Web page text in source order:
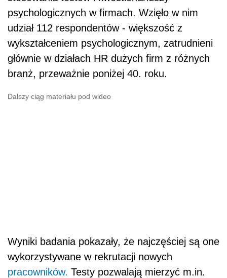
psychologicznych w firmach. Wzięło w nim
udział 112 respondentów - większość z
wykształceniem psychologicznym, zatrudnieni
głównie w działach HR dużych firm z różnych
branż, przeważnie poniżej 40. roku.
Dalszy ciąg materiału pod wideo
Wyniki badania pokazały, że najczęściej są one
wykorzystywane w rekrutacji nowych
pracowników. Testy pozwalają mierzyć m.in.